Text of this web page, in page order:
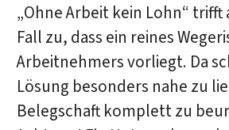
„Ohne Arbeit kein Lohn“
Fall zu, dass ein reines
Arbeitnehmers vorliegt. Da
Lösung besonders nahe zu
Belegschaft komplett zu